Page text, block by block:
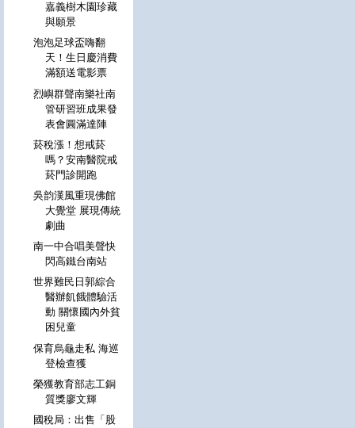
嘉義樹木園珍藏
與願景
泡泡足球盃嗨翻
天！生日慶消費
滿額送電影票
烈嶼群聲南樂社南
管研習班成果發
表會圓滿達陣
菸稅漲！想戒菸
嗎？安南醫院戒
菸門診開跑
吳韵漢風重現佛館
大覺堂 展現傳統
劇曲
南一中合唱美聲快
閃高鐵台南站
世界難民日郭綜合
醫辦飢餓體驗活
動 關懷國內外貧
困兒童
保育烏龜走私 海巡
登檢查獲
榮獲教育部志工銅
質獎廖文輝
國稅局：出售「股